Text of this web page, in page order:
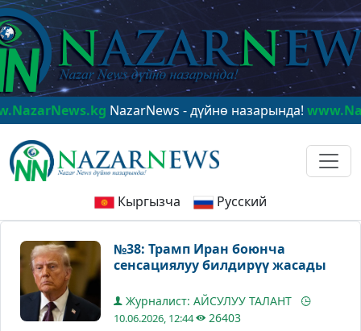
NazarNews - дүйнө назарында!
Кыргызча Русский
№38: Трамп Иран боюнча
сенсациялуу билдирүү жасады
Журналист: АЙСУЛУУ ТАЛАНТ
10.06.2026, 12:44 26403